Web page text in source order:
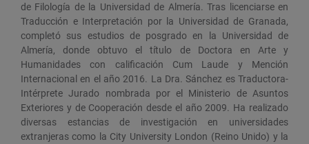
de Filología de la Universidad de Almería. Tras licenciarse en
Traducción e Interpretación por la Universidad de Granada,
completó sus estudios de posgrado en la Universidad de
Almería, donde obtuvo el título de Doctora en Arte y
Humanidades con calificación Cum Laude y Mención
Internacional en el año 2016. La Dra. Sánchez es Traductora-
Intérprete Jurado nombrada por el Ministerio de Asuntos
Exteriores y de Cooperación desde el año 2009. Ha realizado
diversas estancias de investigación en universidades
extranjeras como la City University London (Reino Unido) y la